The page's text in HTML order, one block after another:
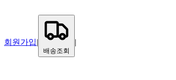
회원가입|
배송조회
|